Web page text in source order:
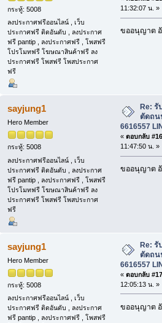
กระทู้: 5008
ลงประกาศฟรีออนไลน์ , เว็บ
ประกาศฟรี ติดอันดับ , ลงประกาศ
ฟรี pantip , ลงประกาศฟรี , โพสฟรี
โปรโมทฟรี โฆษณาสินค้าฟรี ลง
ประกาศฟรี โพสฟรี โพสประกาศ
ฟรี
11:32:07 น. »
ขออนุญาต
sayjung1
Hero Member
กระทู้: 5008
ลงประกาศฟรีออนไลน์ , เว็บ
ประกาศฟรี ติดอันดับ , ลงประกาศ
ฟรี pantip , ลงประกาศฟรี , โพสฟรี
โปรโมทฟรี โฆษณาสินค้าฟรี ลง
ประกาศฟรี โพสฟรี โพสประกาศ
ฟรี
Re: รั
ตัดถน
6616557
« ตอบกลับ
11:47:50 น. »
ขออนุญาต
sayjung1
Hero Member
กระทู้: 5008
ลงประกาศฟรีออนไลน์ , เว็บ
ประกาศฟรี ติดอันดับ , ลงประกาศ
ฟรี pantip , ลงประกาศฟรี , โพสฟรี
Re: รั
ตัดถน
6616557
« ตอบกลับ
12:05:13 น. »
ขออนุญาต